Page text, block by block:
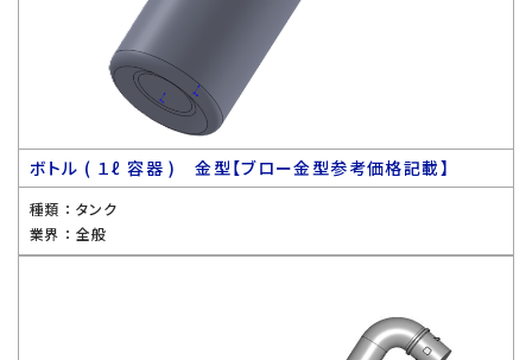
ボトル ( １ℓ 容器 ) 金型【ブロー金型参考価格記載】
種類 ： タンク
業界 ： 全般